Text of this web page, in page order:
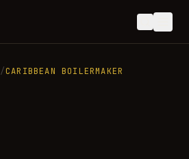
/CARIBBEAN BOILERMAKER